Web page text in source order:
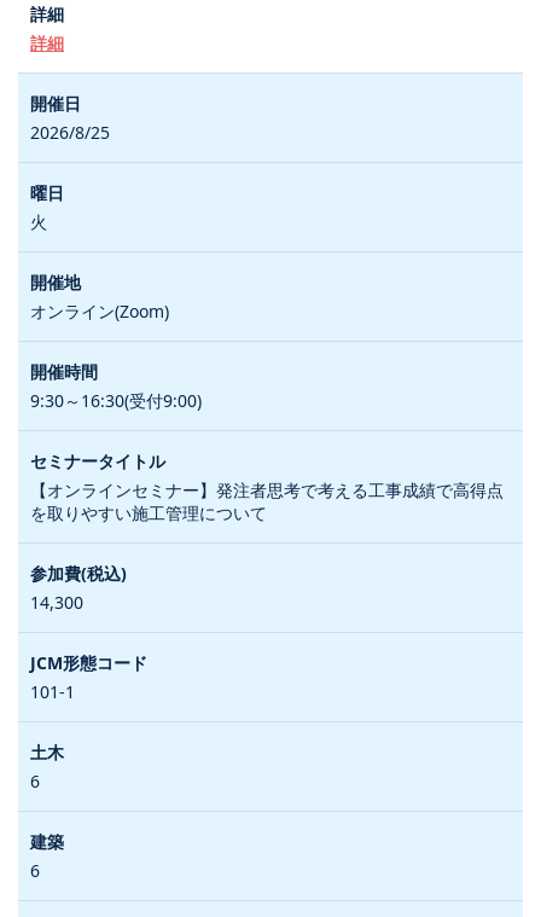
詳細
2026/8/25
火
オンライン(Zoom)
9:30～16:30(受付9:00)
【オンラインセミナー】発注者思考で考える工事成績で高得点
を取りやすい施工管理について
14,300
101-1
6
6